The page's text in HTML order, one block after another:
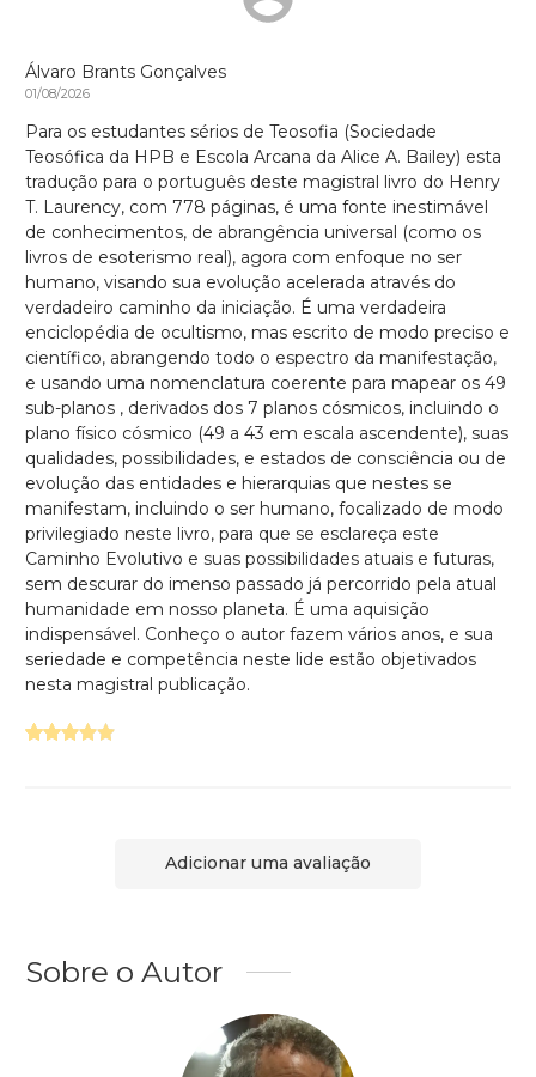
Álvaro Brants Gonçalves
01/08/2026
Para os estudantes sérios de Teosofia (Sociedade
Teosófica da HPB e Escola Arcana da Alice A. Bailey) esta
tradução para o português deste magistral livro do Henry
T. Laurency, com 778 páginas, é uma fonte inestimável
de conhecimentos, de abrangência universal (como os
livros de esoterismo real), agora com enfoque no ser
humano, visando sua evolução acelerada através do
verdadeiro caminho da iniciação. É uma verdadeira
enciclopédia de ocultismo, mas escrito de modo preciso e
científico, abrangendo todo o espectro da manifestação,
e usando uma nomenclatura coerente para mapear os 49
sub-planos , derivados dos 7 planos cósmicos, incluindo o
plano físico cósmico (49 a 43 em escala ascendente), suas
qualidades, possibilidades, e estados de consciência ou de
evolução das entidades e hierarquias que nestes se
manifestam, incluindo o ser humano, focalizado de modo
privilegiado neste livro, para que se esclareça este
Caminho Evolutivo e suas possibilidades atuais e futuras,
sem descurar do imenso passado já percorrido pela atual
humanidade em nosso planeta. É uma aquisição
indispensável. Conheço o autor fazem vários anos, e sua
seriedade e competência neste lide estão objetivados
nesta magistral publicação.
Adicionar uma avaliação
Sobre o Autor